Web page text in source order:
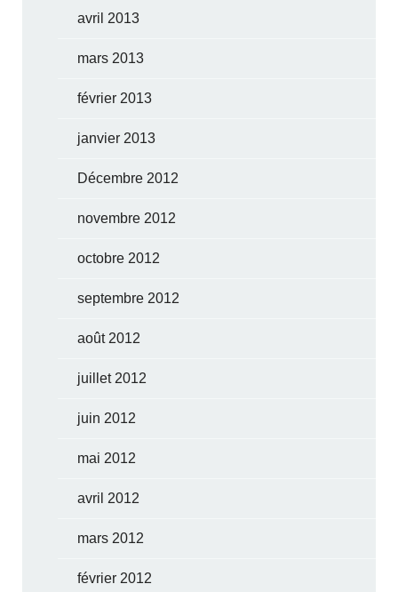
avril 2013
mars 2013
février 2013
janvier 2013
Décembre 2012
novembre 2012
octobre 2012
septembre 2012
août 2012
juillet 2012
juin 2012
mai 2012
avril 2012
mars 2012
février 2012